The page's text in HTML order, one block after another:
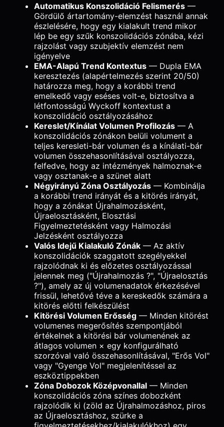
Automatikus Konszolidáció Felismerés —
Gördülő ártartomány-elemzést használ annak
észlelésére, hogy egy kialakult trend mikor
lép be egy szűk konszolidációs zónába, kézi
rajzolást vagy szubjektív elemzést nem
igényelve
EMA-Alapú Trend Kontextus — Dupla EMA
keresztezés (alapértelmezés szerint 20/50)
határozza meg, hogy a korábbi trend
emelkedő vagy eséses volt-e, biztosítva a
létfontosságú Wyckoff kontextust a
konszolidáció osztályozásához
Kereslet/Kínálat Volumen Profilozás — A
konszolidációs zónákon belüli volument a
teljes keresleti-bár volumen és a kínálati-bár
volumen összehasonlításával osztályozza,
felfedve, hogy az intézmények halmoznak-e
vagy osztanak-e a szünet alatt
Négyirányú Zóna Osztályozás — Kombinálja
a korábbi trend irányát és a kitörés irányát,
hogy a zónákat Újrahalmozásként,
Újraelosztásként, Elosztási
Figyelmeztetésként vagy Halmozási
Jelzésként osztályozza
Valós Idejű Kialakuló Zónák — Az aktív
konszolidációk szaggatott szegélyekkel
rajzolódnak ki és előzetes osztályozással
jelennek meg ("Újrahalmozás ?", "Újraelosztás
?"), amely az új volumenadatok érkezésével
frissül, lehetővé téve a kereskedők számára a
kitörés előtti felkészülést
Kitörési Volumen Erősség — Minden kitörést
volumenes megerősítés szempontjából
értékelnek a kitörési bár volumenének az
átlagos volumen × egy konfigurálható
szorzóval való összehasonlításával, "Erős Vol"
vagy "Gyenge Vol" megjelenítéssel az
eszköztippekben
Zóna Dobozok Középvonallal — Minden
konszolidációs zóna színes dobozként
rajzolódik ki (zöld az Újrahalmozáshoz, piros
az Újraelosztáshoz, szürke a